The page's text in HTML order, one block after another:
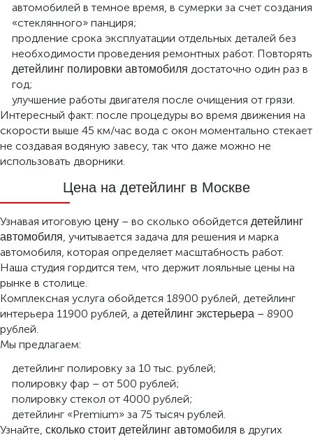
автомобилей в темное время, в сумерки за счет создания
«стеклянного» панциря;
продление срока эксплуатации отдельных деталей без
необходимости проведения ремонтных работ. Повторять
детейлинг полировки автомобиля достаточно один раз в
год;
улучшение работы двигателя после очищения от грязи.
Интересный факт: после процедуры во время движения на
скорости выше 45 км/час вода с окон моментально стекает
не создавая водяную завесу, так что даже можно не
использовать дворники.
Цена на детейлинг в Москве
Узнавая итоговую цену – во сколько обойдется детейлинг
автомобиля, учитывается задача для решения и марка
автомобиля, которая определяет масштабность работ.
Наша студия гордится тем, что держит лояльные цены на
рынке в столице.
Комплексная услуга обойдется 18900 рублей, детейлинг
интерьера 11900 рублей, а детейлинг экстерьера – 8900
рублей.
Мы предлагаем:
детейлинг полировку за 10 тыс. рублей;
полировку фар – от 500 рублей;
полировку стекол от 4000 рублей;
детейлинг «Premium» за 75 тысяч рублей.
Узнайте, сколько стоит детейлинг автомобиля в других